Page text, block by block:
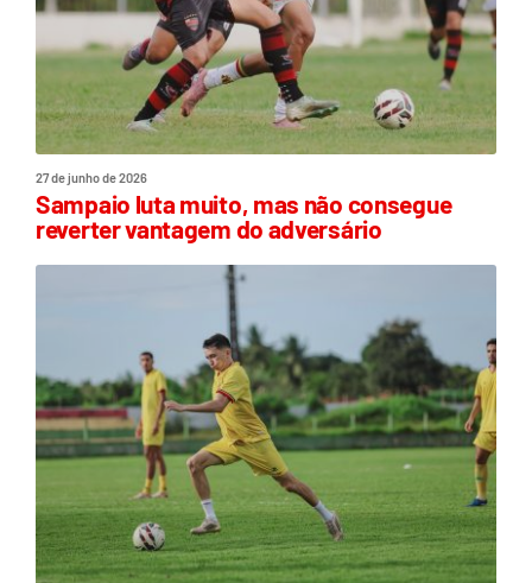
27 de junho de 2026
Sampaio luta muito, mas não consegue
reverter vantagem do adversário